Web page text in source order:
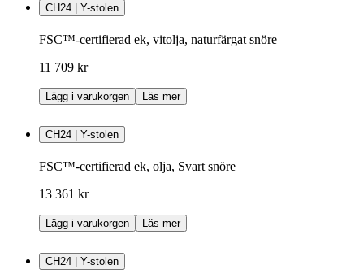
CH24 | Y-stolen
FSC™-certifierad ek, vitolja, naturfärgat snöre
11 709 kr
Lägg i varukorgen Läs mer
CH24 | Y-stolen
FSC™-certifierad ek, olja, Svart snöre
13 361 kr
Lägg i varukorgen Läs mer
CH24 | Y-stolen